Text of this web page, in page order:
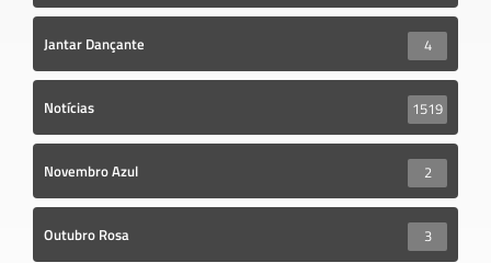
Jantar Dançante 4
Notícias 1519
Novembro Azul 2
Outubro Rosa 3